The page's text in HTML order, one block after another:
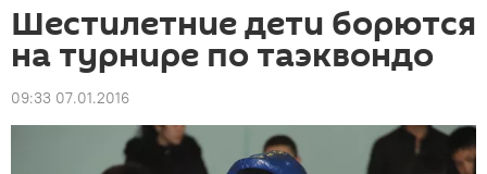
Шестилетние дети борются
на турнире по таэквондо
09:33 07.01.2016